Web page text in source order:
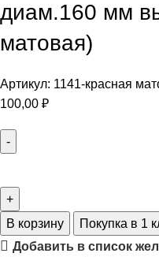
диам.160 мм
матовая)
Артикул: 1141-красная
100,00 ₽
В корзину
Покупка в 1
Добавить в список